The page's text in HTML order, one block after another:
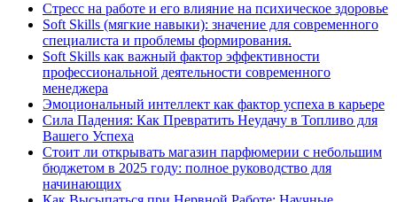
Стресс на работе и его влияние на психическое здоровье
Soft Skills (мягкие навыки): значение для современного
специалиста и проблемы формирования.
Soft Skills как важный фактор эффективности
профессиональной деятельности современного
менеджера
Эмоциональный интеллект как фактор успеха в карьере
Сила Падения: Как Превратить Неудачу в Топливо для
Вашего Успеха
Стоит ли открывать магазин парфюмерии с небольшим
бюджетом в 2025 году: полное руководство для
начинающих